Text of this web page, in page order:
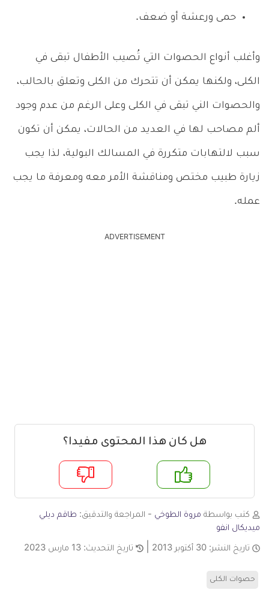
حمى ورعشة أو ضعف.
وأغلب أنواع الحصوات التي تُصيب الأطفال تبقى في
الكلى، ولكنها يمكن أن تتحرك من الكلى وتعلق بالحالب،
والحصوات الني تبقى في الكلى وعلى الرغم من عدم وجود
ألم مصاحب لها في العديد من الحالات، يمكن أن تكون
سبب لالتهابات متكررة في المسالك البولية، لذا يجب
زيارة طبيب مختص ومناقشة الأمر معه ومعرفة ما يجب
عمله.
ADVERTISEMENT
هل كان هذا المحتوى مفيدا؟
لا
كتب بواسطة مروة الطوخي - المراجعة والتدقيق: طاقم ديلي
ميديكال انفو
تاريخ النشر: 30 أكتوبر 2013 تاريخ التحديث: 13 مارس 2023
حصوات الكلى